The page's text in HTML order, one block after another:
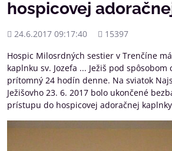
hospicovej
Pridané
24.6.2017 09:17:40
Počet
15397
Hospic Milosrdných sestier v Trenčíne
kaplnku sv. Jozefa ... Ježiš pod
prítomný 24 hodín denne. Na sviatok
Ježišovho 23. 6. 2017 bolo ukončené
prístupu do hospicovej adoračnej